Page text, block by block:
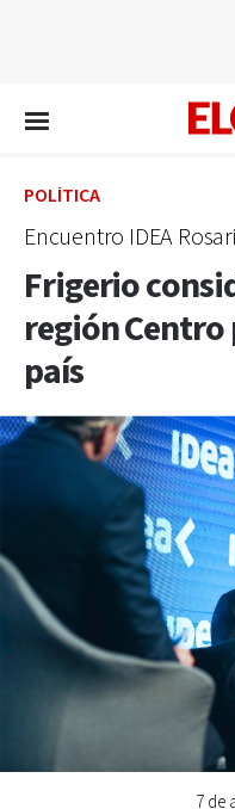
POLÍTICA
Encuentro IDEA
Frigerio
región
país
7 de